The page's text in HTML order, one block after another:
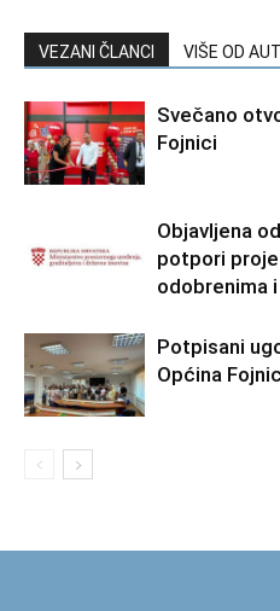
VEZANI ČLANCI VIŠE OD
Svečano
Fojnici
Objavljena
potpori
odobrenima
Potpisani
Općina